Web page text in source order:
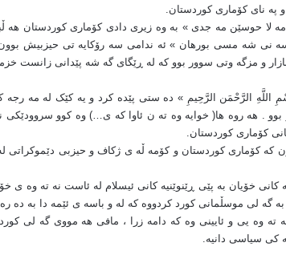
په نای کۆماری کوردستان.
مه لا حوسێن مه جدی » به وه زیری دادی کۆماری کوردستان هه
سه نی شه مسی بورهان » ئه ندامی سه رۆکایه تی حیزبیش
و مزگه وتی سوور بوو که له ڕێگای گه شه پێدانی زانست
اللَّهِ الرَّحْمَن الرَّحِيمِ » ده ستی پێده کرد و یه کێک له مه رجه
بوو . هه روه ها( خوایه وه ته ن ئاوا که ی…) وه کوو
کۆماری کوردستان.
که کۆماری کوردستان و کۆمه ڵه ی ژکاف و حیزبی دێموکراتی
کانی خۆیان به پێی ڕێنوێنیه کانی ئیسلام له ئاست نه ته وه ی
گه لی موسڵمانی کورد کردووه که له و باسه ی ئێمه دا به ده ره
ته وه یی و ئایینی وه که دامه زرا ، مافی هه مووی گه لی
کی سیاسی دانیه.